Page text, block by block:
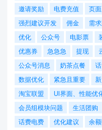
邀请奖励
电费充值 页
强烈建议开发
佣金 需
优化
公众号 电影票
优惠券
急急急 提现
公众号消息
奶茶点餐
数据优化
紧急且重要
淘宝联盟
UI界面、性能优
会员组模块问题
生活团购
话费电费
优化建议 余